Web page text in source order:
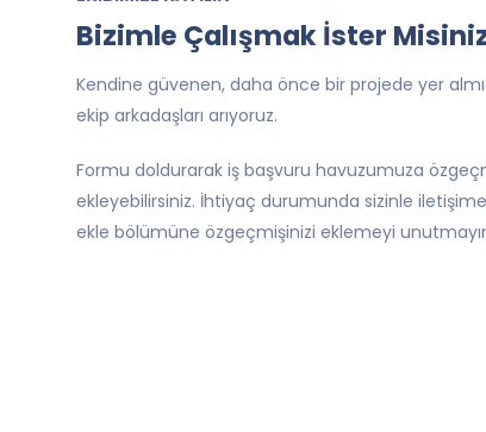
Bizimle Çalışmak İster
Kendine güvenen, daha önce bir projede yer
ekip arkadaşları arıyoruz.
Formu doldurarak iş başvuru havuzumuza
ekleyebilirsiniz. İhtiyaç durumunda sizinle
ekle bölümüne özgeçmişinizi eklemeyi